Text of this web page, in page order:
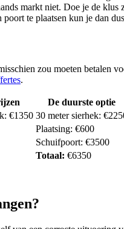
markt niet. Doe je de
te plaatsen kun je dan
zou moeten betalen
.
De duurste optie
€1350 30 meter sierhek:
Plaatsing: €600
Schuifpoort: €3500
Totaal: €6350